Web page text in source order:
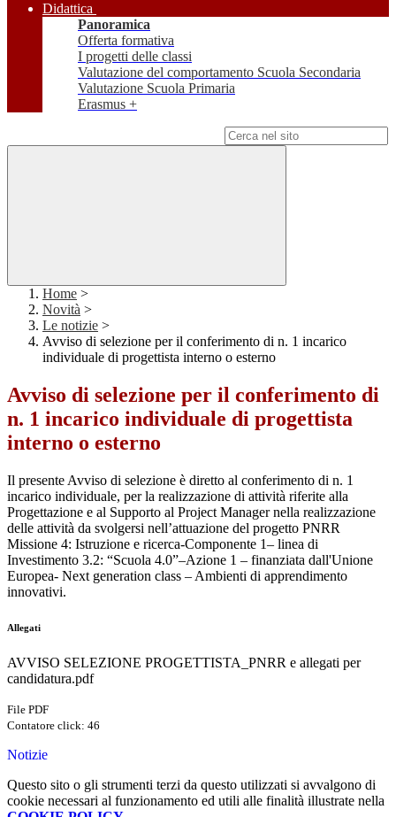
Didattica
Panoramica
Offerta formativa
I progetti delle classi
Valutazione del comportamento Scuola Secondaria
Valutazione Scuola Primaria
Erasmus +
Home >
Novità >
Le notizie >
Avviso di selezione per il conferimento di n. 1 incarico
individuale di progettista interno o esterno
Avviso di selezione per il conferimento di
n. 1 incarico individuale di progettista
interno o esterno
Il presente Avviso di selezione è diretto al conferimento di n. 1
incarico individuale, per la realizzazione di attività riferite alla
Progettazione e al Supporto al Project Manager nella realizzazione
delle attività da svolgersi nell’attuazione del progetto PNRR
Missione 4: Istruzione e ricerca-Componente 1– linea di
Investimento 3.2: “Scuola 4.0”–Azione 1 – finanziata dall'Unione
Europea- Next generation class – Ambienti di apprendimento
innovativi.
Allegati
AVVISO SELEZIONE PROGETTISTA_PNRR e allegati per
candidatura.pdf
File PDF
Contatore click: 46
Notizie
Questo sito o gli strumenti terzi da questo utilizzati si avvalgono di
cookie necessari al funzionamento ed utili alle finalità illustrate nella